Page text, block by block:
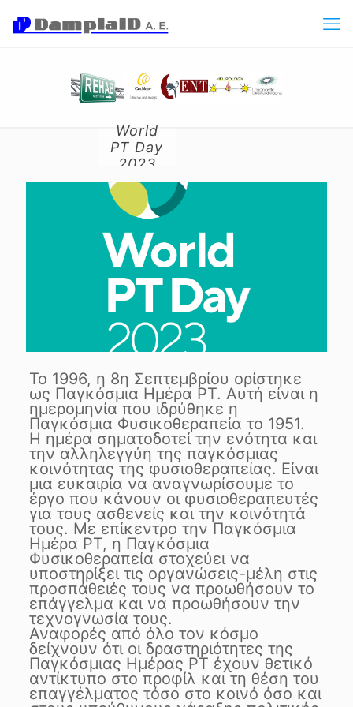
World
PT Day
2023
Το 1996, η 8η Σεπτεμβρίου ορίστηκε
ως Παγκόσμια Ημέρα PT. Αυτή είναι η
ημερομηνία που ιδρύθηκε η
Παγκόσμια Φυσικοθεραπεία το 1951.
Η ημέρα σηματοδοτεί την ενότητα και
την αλληλεγγύη της παγκόσμιας
κοινότητας της φυσιοθεραπείας. Είναι
μια ευκαιρία να αναγνωρίσουμε το
έργο που κάνουν οι φυσιοθεραπευτές
για τους ασθενείς και την κοινότητά
τους. Με επίκεντρο την Παγκόσμια
Ημέρα PT, η Παγκόσμια
Φυσικοθεραπεία στοχεύει να
υποστηρίξει τις οργανώσεις-μέλη στις
προσπάθειές τους να προωθήσουν το
επάγγελμα και να προωθήσουν την
τεχνογνωσία τους.
Αναφορές από όλο τον κόσμο
δείχνουν ότι οι δραστηριότητες της
Παγκόσμιας Ημέρας PT έχουν θετικό
αντίκτυπο στο προφίλ και τη θέση του
επαγγέλματος τόσο στο κοινό όσο και